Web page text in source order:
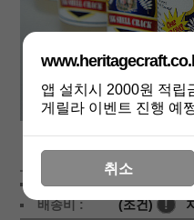
상품가 : 31,500원적
배송비 : (조건) !
앱 설치시 2000원 적립
게릴라 이벤트 진행 예
취소